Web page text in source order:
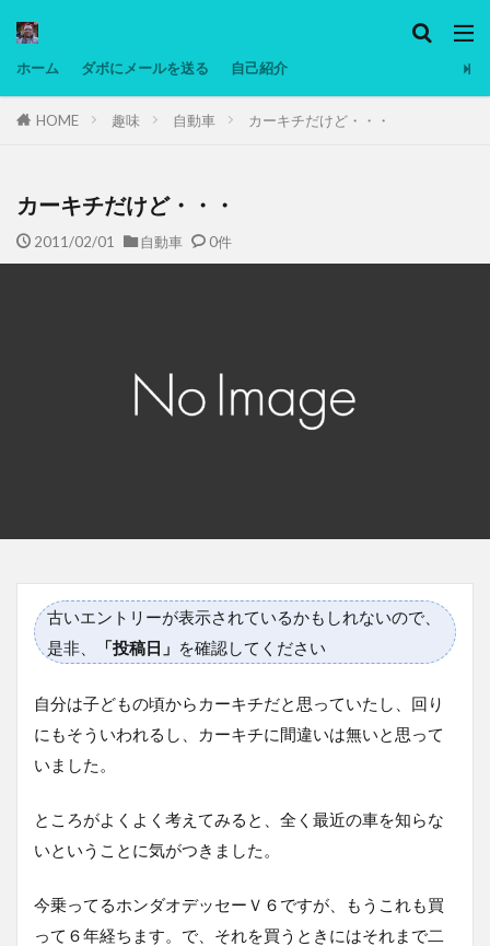
ホーム ダボにメールを送る 自己紹介
HOME 趣味 自動車 カーキチだけど・・・
カーキチだけど・・・
2011/02/01 自動車 0件
古いエントリーが表示されているかもしれないので、
是非、
「投稿日」 を確認してください
自分は子どもの頃からカーキチだと思っていたし、回り
にもそういわれるし、カーキチに間違いは無いと思って
いました。
ところがよくよく考えてみると、全く最近の車を知らな
いということに気がつきました。
今乗ってるホンダオデッセーＶ６ですが、もうこれも買
って６年経ちます。で、それを買うときにはそれまで二
タグ
マレーシア動画
備忘録
動画 日本人村社会 脱水シート